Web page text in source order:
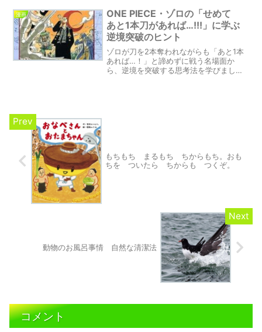
漫画
ONE PIECE・ゾロの「せめて
あと1本刀があれば…!!!」に学ぶ
逆境突破のヒント
ゾロが刀を2本奪われながらも「あと1本
あれば…！」と諦めずに戦う名場面か
ら、逆境を突破する思考法を学びましょ
もちもち まるもち ちからもち。おも
ちを ついたら ちからも つくぞ。
動物のお風呂事情 自然な清潔法
コメント